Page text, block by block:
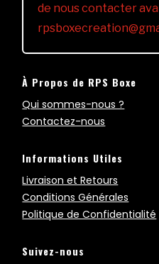
de nous contacter
À Propos de RPS Boxe
Qui sommes-nous ?
Contactez-nous
Informations Utiles
Livraison et Retours
Conditions Générales
Politique de Confidentialité
Suivez-nous